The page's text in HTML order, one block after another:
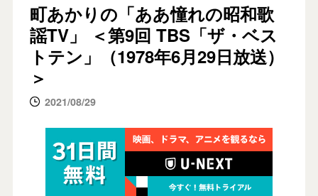
町あかりの「ああ憧れの昭和歌
謡TV」 ＜第9回 TBS「ザ・ベス
トテン」（1978年6月29日放送）
＞
2021/08/29